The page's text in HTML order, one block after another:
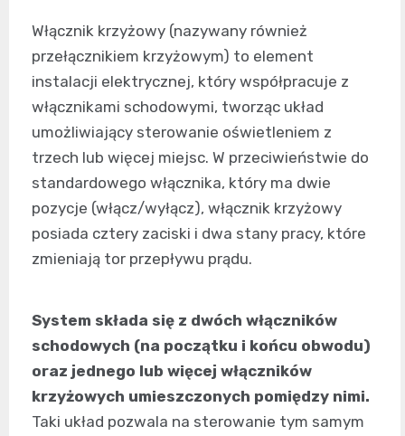
Włącznik krzyżowy (nazywany również
przełącznikiem krzyżowym) to element
instalacji elektrycznej, który współpracuje z
włącznikami schodowymi, tworząc układ
umożliwiający sterowanie oświetleniem z
trzech lub więcej miejsc. W przeciwieństwie do
standardowego włącznika, który ma dwie
pozycje (włącz/wyłącz), włącznik krzyżowy
posiada cztery zaciski i dwa stany pracy, które
zmieniają tor przepływu prądu.
System składa się z dwóch włączników
schodowych (na początku i końcu obwodu)
oraz jednego lub więcej włączników
krzyżowych umieszczonych pomiędzy nimi.
Taki układ pozwala na sterowanie tym samym